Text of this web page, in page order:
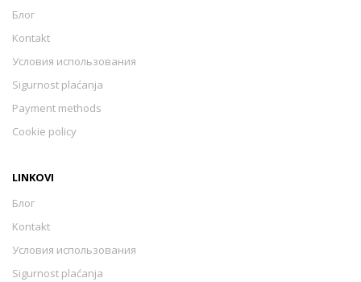
Блог
Kontakt
Условия использования
Sigurnost plaćanja
Payment methods
Cookie policy
LINKOVI
Блог
Kontakt
Условия использования
Sigurnost plaćanja